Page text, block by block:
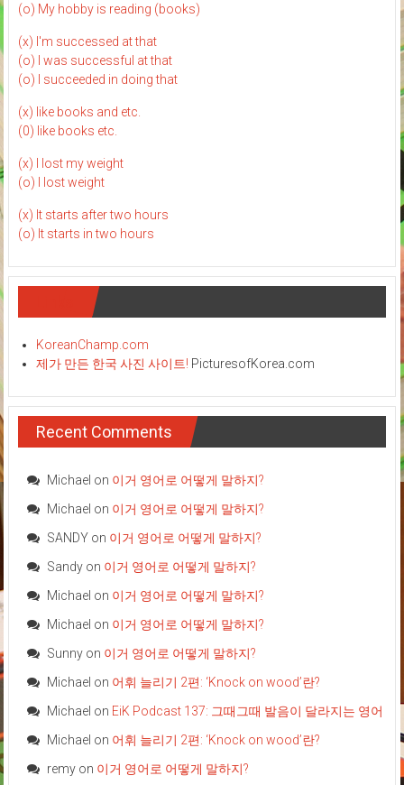
(o) My hobby is reading (books)
(x) I'm successed at that
(o) I was successful at that
(o) I succeeded in doing that
(x) like books and etc.
(0) like books etc.
(x) I lost my weight
(o) I lost weight
(x) It starts after two hours
(o) It starts in two hours
KoreanChamp.com
제가 만든 한국 사진 사이트! PicturesofKorea.com
Recent Comments
Michael on 이거 영어로 어떻게 말하지?
Michael on 이거 영어로 어떻게 말하지?
SANDYon 이거 영어로 어떻게 말하지?
Sandyon 이거 영어로 어떻게 말하지?
Michael on 이거 영어로 어떻게 말하지?
Michael on 이거 영어로 어떻게 말하지?
Sunnyon 이거 영어로 어떻게 말하지?
Michael on 어휘 늘리기 2편: ‘Knock on wood’란?
Michael on EiK Podcast 137: 그때그때 발음이 달라지는 영어
Michael on 어휘 늘리기 2편: ‘Knock on wood’란?
remyon 이거 영어로 어떻게 말하지?